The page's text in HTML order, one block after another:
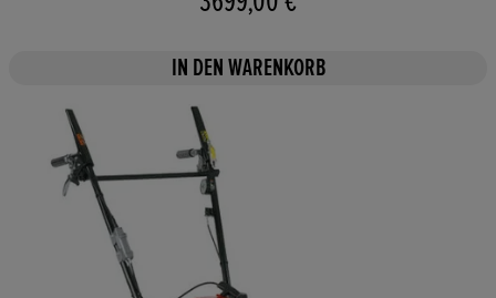
IN DEN WARENKORB